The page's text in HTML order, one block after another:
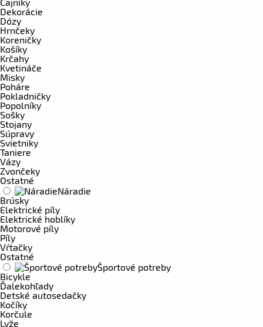
Dekorácie
Dózy
Hrnčeky
Koreničky
Košíky
Krčahy
Kvetináče
Misky
Poháre
Pokladničky
Popolníky
Sošky
Stojany
Súpravy
Svietniky
Taniere
Vázy
Zvončeky
Ostatné
Náradie
Brúsky
Elektrické píly
Elektrické hoblíky
Motorové píly
Píly
Vŕtačky
Ostatné
Športové potreby
Bicykle
Ďalekohľady
Detské autosedačky
Kočíky
Korčule
Lyže